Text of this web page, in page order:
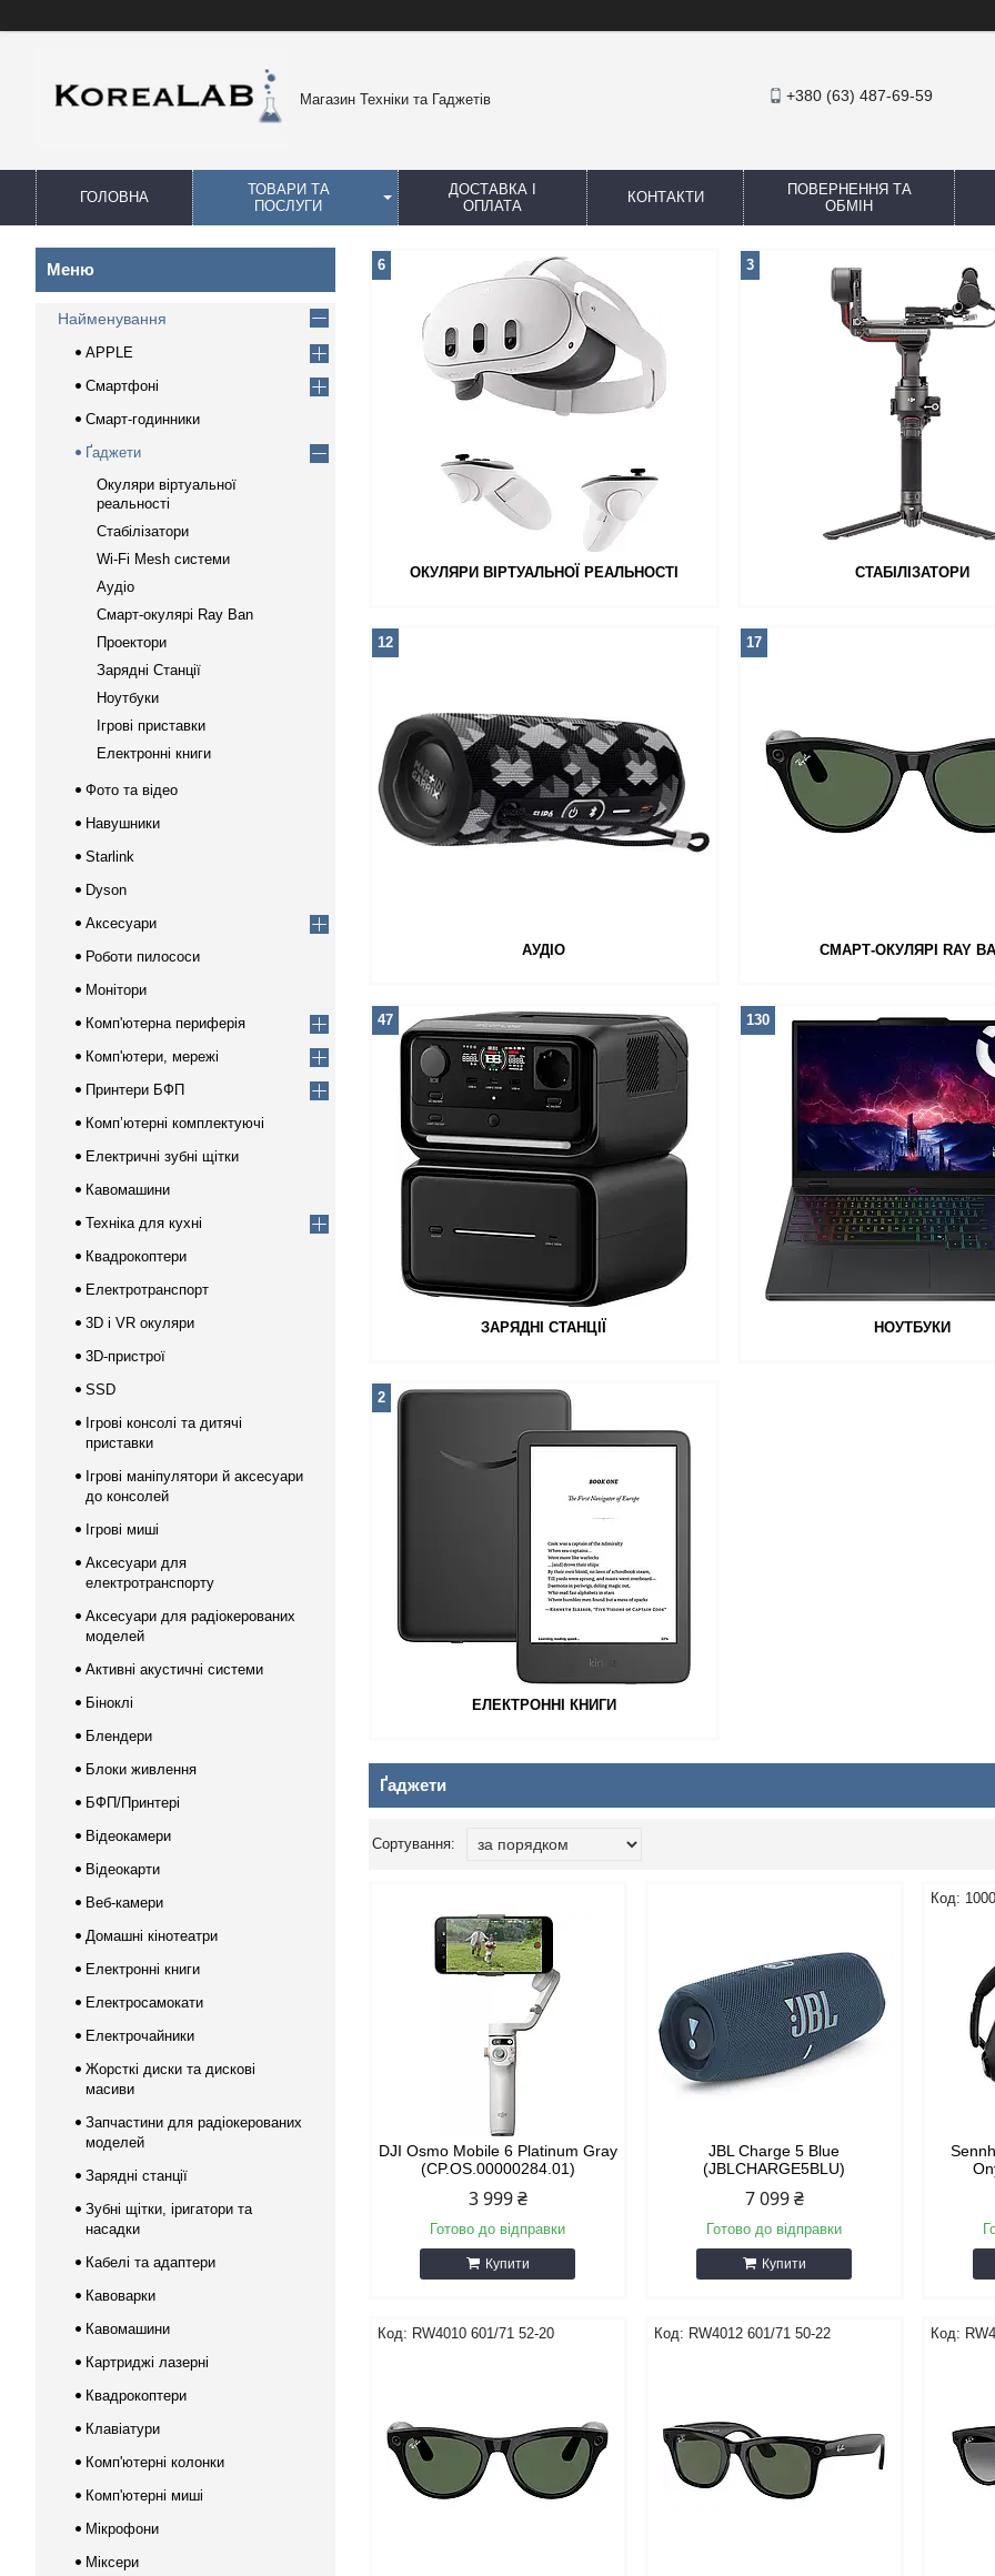
Магазин Техніки та Гаджетів +380 (63) 487-69-59
ГОЛОВНА
ТОВАРИ ТА
ПОСЛУГИ
ДОСТАВКА І
ОПЛАТА
КОНТАКТИ
ПОВЕРНЕННЯ ТА
ОБМІН
ОКУЛЯРИ ВІРТУАЛЬНОЇ РЕАЛЬНОСТІ
6
СТАБІЛІЗАТОРИ
3
АУДІО
12
СМАРТ-ОКУЛЯРІ RAY
17
ЗАРЯДНІ СТАНЦІЇ
47
НОУТБУКИ
130
ЕЛЕКТРОННІ КНИГИ
2
Ґаджети
DJI Osmo Mobile 6 Platinum Gray
(CP.OS.00000284.01)
3 999 ₴
Готово до відправки
Купити
JBL Charge 5 Blue
(JBLCHARGE5BLU)
7 099 ₴
Готово до відправки
Купити
RW4010 601/71 52-20 RW4012 601/71 50-22
Найменування
APPLE
Смартфоні
Смарт-годинники
Ґаджети
Окуляри віртуальної
реальності
Стабілізатори
Wi-Fi Mesh системи
Аудіо
Смарт-окулярі Ray Ban
Проектори
Зарядні Станції
Ноутбуки
Ігрові приставки
Електронні книги
Фото та відео
Навушники
Starlink
Dyson
Аксесуари
Роботи пилососи
Монітори
Комп'ютерна периферія
Комп'ютери, мережі
Принтери БФП
Компʼютерні комплектуючі
Електричні зубні щітки
Кавомашини
Техніка для кухні
Квадрокоптери
Електротранспорт
3D і VR окуляри
3D-пристрої
SSD
Ігрові консолі та дитячі
приставки
Ігрові маніпулятори й аксесуари
до консолей
Ігрові миші
Аксесуари для
електротранспорту
Аксесуари для радіокерованих
моделей
Активні акустичні системи
Біноклі
Блендери
Блоки живлення
БФП/Принтері
Відеокамери
Відеокарти
Веб-камери
Домашні кінотеатри
Електронні книги
Електросамокати
Електрочайники
Жорсткі диски та дискові
масиви
Запчастини для радіокерованих
моделей
Зарядні станції
Зубні щітки, іригатори та
насадки
Кабелі та адаптери
Кавоварки
Кавомашини
Картриджі лазерні
Квадрокоптери
Клавіатури
Комп'ютерні колонки
Комп'ютерні миші
Мікрофони
Міксери